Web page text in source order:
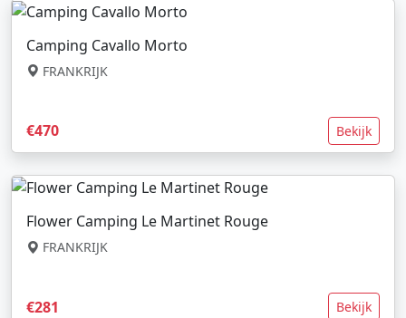
Camping Cavallo Morto
FRANKRIJK
€470 Bekijk
Flower Camping Le Martinet Rouge
FRANKRIJK
€281 Bekijk